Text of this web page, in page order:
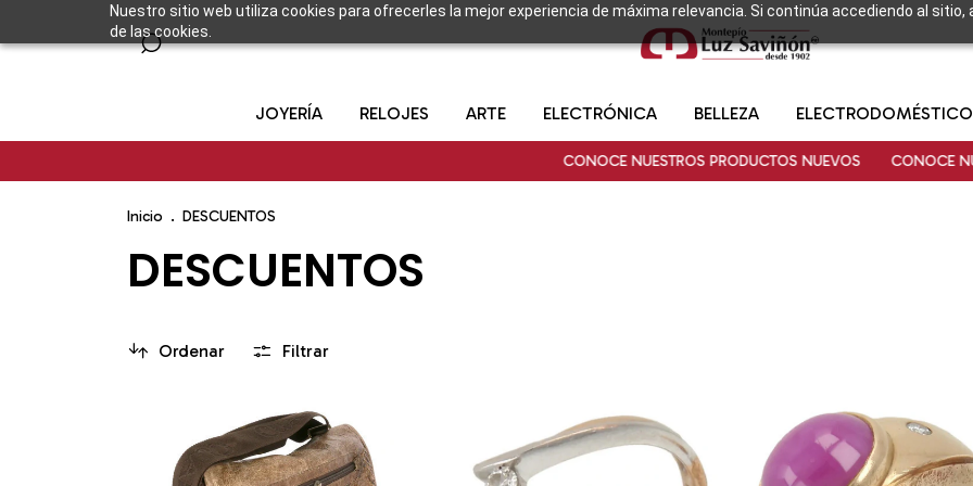
Nuestro sitio web utiliza cookies para ofrecerles la mejor experiencia de máxima relevancia. Si continúa accediendo al sitio,
de las cookies.
JOYERÍA RELOJES ARTE ELECTRÓNICA BELLEZA
CONOCE NUESTROS PRODUCTOS NUEVOS CONOCE NUESTROS
Inicio . DESCUENTOS
DESCUENTOS
Ordenar Filtrar